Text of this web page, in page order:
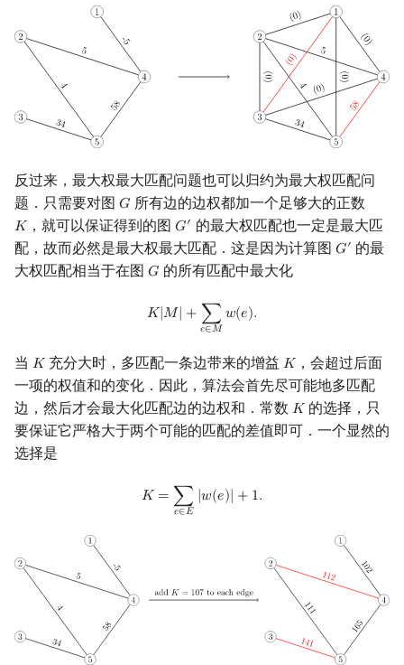
反过来，最大权最大匹配问题也可以归约为最大权匹配问
题．只需要对图 𝐺
G 所有边的边权都加一个足够大的正数
𝐾
K ，就可以保证得到的图𝐺′
G′ 的最大权匹配也一定是最大匹
配，故而必然是最大权最大匹配．这是因为计算图 𝐺′
G′ 的最
大权匹配相当于在图 𝐺
G 的所有匹配中最大化
𝐾|𝑀| + ∑
𝑒∈𝑀
𝑤(𝑒).
K| M|+ ∑ ∈M w(e).
当 𝐾
K 充分大时，多匹配一条边带来的增益𝐾
K
，会超过后面
一项的权值和的变化．因此，算法会首先尽可能地多匹配
边，然后才会最大化匹配边的边权和．常数 𝐾
K 的选择，只
要保证它严格大于两个可能的匹配的差值即可．一个显然的
选择是
𝐾 = ∑
𝑒∈𝐸
|𝑤(𝑒)| + 1.
K =∑ e∈E|w(e) +1.